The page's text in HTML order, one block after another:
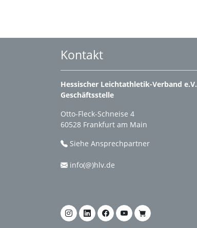
Kontakt
Hessischer Leichtathletik-Verband e.V.
Geschäftsstelle
Otto-Fleck-Schneise 4
60528 Frankfurt am Main
Siehe Ansprechpartner
info(@)hlv.de